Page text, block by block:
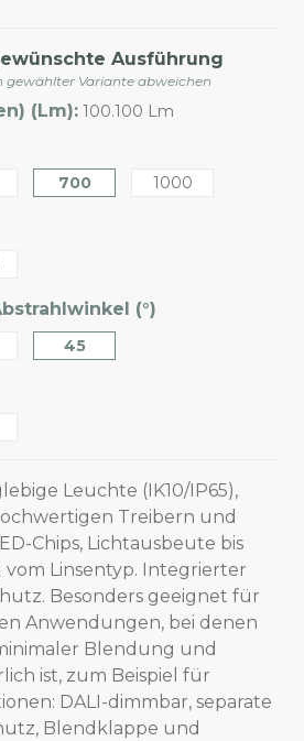
Ausführung
gewählter Variante abweichen
(Lm): 100.100 Lm
700 1000
(°)
45
Leuchte (IK10/IP65),
Treibern und
Chips, Lichtausbeute bis
vom Linsentyp. Integrierter
Besonders geeignet für
Anwendungen, bei denen
Blendung und
ist, zum Beispiel für
DALI-dimmbar, separate
Blendklappe und